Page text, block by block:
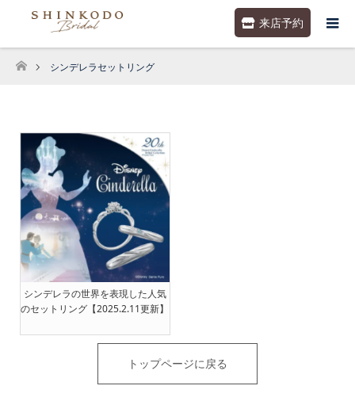
来店予約
ホーム
シンデレラセットリング
シンデレラの世界を表現した人気
のセットリング【2025.2.11更新】
トップページに戻る